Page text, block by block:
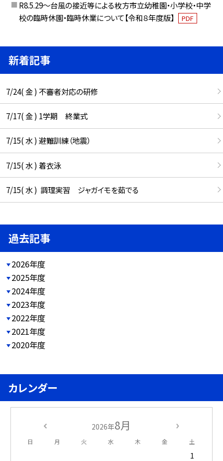
R8.5.29～台風の接近等による枚方市立幼稚園・小学校・中学
校の臨時休園・臨時休業について【令和８年度版】
PDF
新着記事
7/24( 金 ) 不審者対応の研修
7/17( 金 ) 1学期 終業式
7/15( 水 ) 避難訓練（地震）
7/15( 水 ) 着衣泳
7/15( 水 ) 調理実習 ジャガイモを茹でる
過去記事
2026年度
2025年度
2024年度
2023年度
2022年度
2021年度
2020年度
カレンダー
2026年8月
日 月 火 水 木 金 土
1